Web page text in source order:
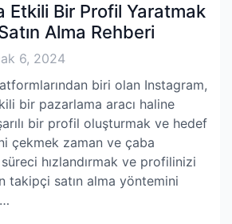
Etkili Bir Profil Yaratmak
Alma Rehberi
6, 2024
biri olan Instagram,
bir pazarlama aracı haline
bir profil oluşturmak ve hedef
çekmek zaman ve çaba
hızlandırmak ve profilinizi
takipçi satın alma yöntemini